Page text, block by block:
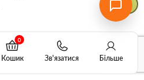
Кошик
0
Зв'язатися Більше